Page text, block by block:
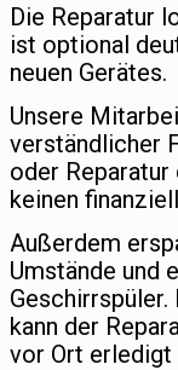
Die Reparatur
ist optional
neuen Gerätes.
Unsere
verständlicher
oder Reparatur
keinen
Außerdem
Umstände und
kann der
vor Ort erledigt